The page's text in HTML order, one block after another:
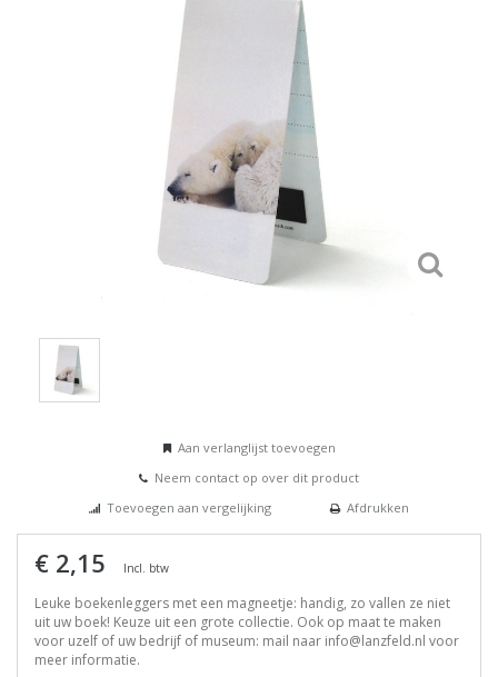
Aan verlanglijst toevoegen
Neem contact op over dit product
Toevoegen aan vergelijking
Afdrukken
€ 2,15 Incl. btw
Leuke boekenleggers met een magneetje: handig, zo vallen ze niet
uit uw boek! Keuze uit een grote collectie. Ook op maat te maken
voor uzelf of uw bedrijf of museum: mail naar info@lanzfeld.nl voor
meer informatie.